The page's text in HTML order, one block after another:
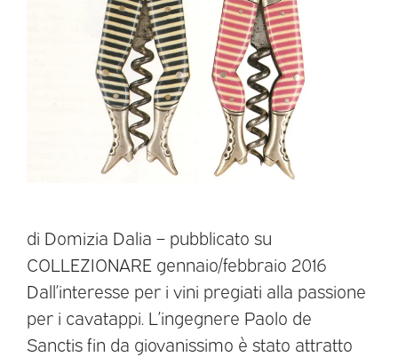
di Domizia Dalia – pubblicato su
COLLEZIONARE gennaio/febbraio 2016
Dall’interesse per i vini pregiati alla passione
per i cavatappi. L’ingegnere Paolo de
Sanctis fin da giovanissimo è stato attratto